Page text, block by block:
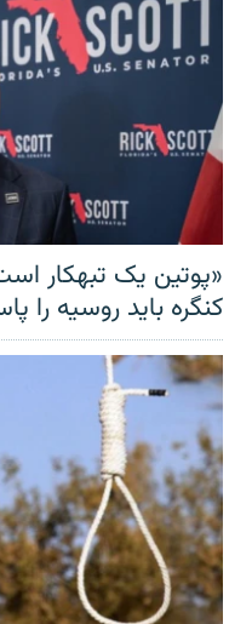
«پوتین یک تبهکار
کنگره باید روسیه را